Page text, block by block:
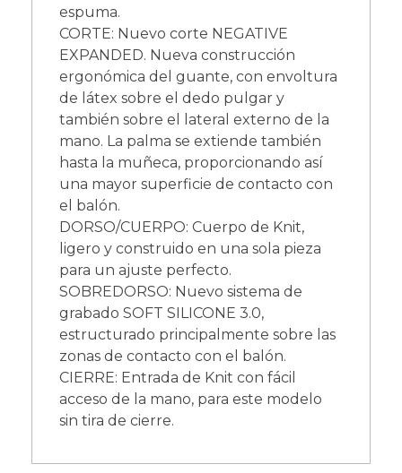
espuma.
CORTE: Nuevo corte NEGATIVE
EXPANDED. Nueva construcción
ergonómica del guante, con envoltura
de látex sobre el dedo pulgar y
también sobre el lateral externo de la
mano. La palma se extiende también
hasta la muñeca, proporcionando así
una mayor superficie de contacto con
el balón.
DORSO/CUERPO: Cuerpo de Knit,
ligero y construido en una sola pieza
para un ajuste perfecto.
SOBREDORSO: Nuevo sistema de
grabado SOFT SILICONE 3.0,
estructurado principalmente sobre las
zonas de contacto con el balón.
CIERRE: Entrada de Knit con fácil
acceso de la mano, para este modelo
sin tira de cierre.